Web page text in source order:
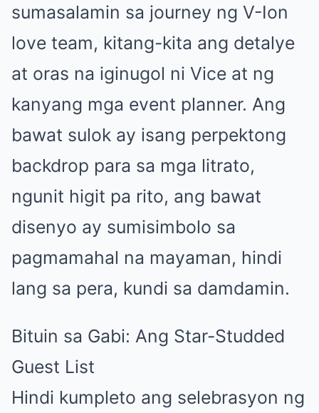
sumasalamin sa journey ng V-Ion
love team, kitang-kita ang detalye
at oras na iginugol ni Vice at ng
kanyang mga event planner. Ang
bawat sulok ay isang perpektong
backdrop para sa mga litrato,
ngunit higit pa rito, ang bawat
disenyo ay sumisimbolo sa
pagmamahal na mayaman, hindi
lang sa pera, kundi sa damdamin.
Bituin sa Gabi: Ang Star-Studded
Guest List
Hindi kumpleto ang selebrasyon ng